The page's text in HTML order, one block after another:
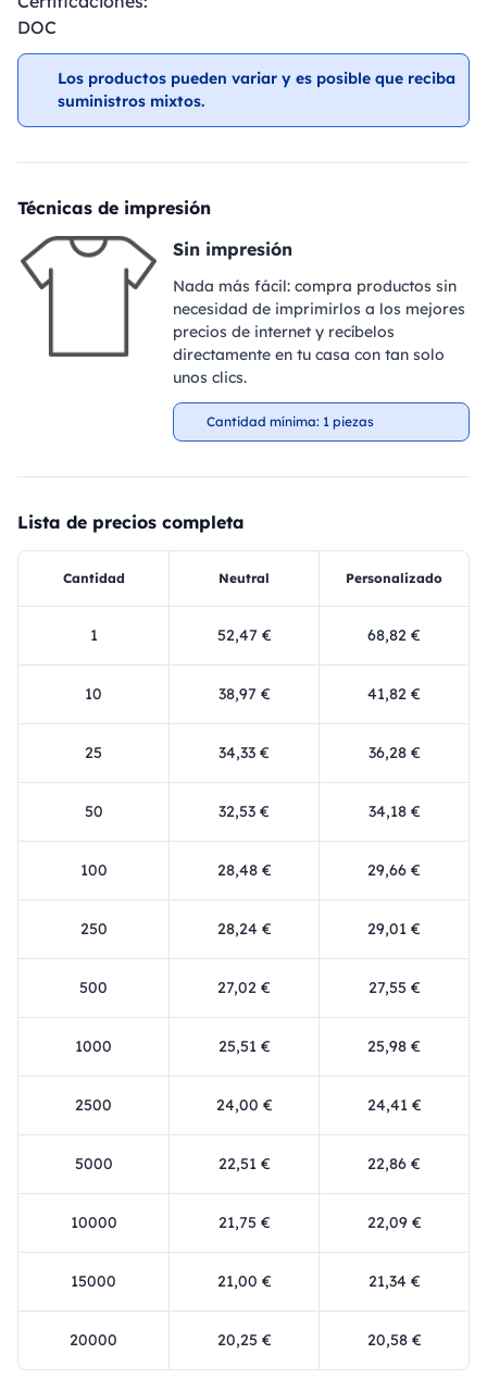
DOC
Los productos pueden variar y es posible que reciba
suministros mixtos.
Técnicas de impresión
Sin impresión
Nada más fácil: compra productos sin
necesidad de imprimirlos a los mejores
precios de internet y recíbelos
directamente en tu casa con tan solo
unos clics.
Cantidad mínima: 1 piezas
Lista de precios completa
Cantidad Neutral Personalizado
1 52,47 € 68,82 €
10 38,97 € 41,82 €
25 34,33 € 36,28 €
50 32,53 € 34,18 €
100 28,48 € 29,66 €
250 28,24 € 29,01 €
500 27,02 € 27,55 €
1000 25,51 € 25,98 €
2500 24,00 € 24,41 €
5000 22,51 € 22,86 €
10000 21,75 € 22,09 €
15000 21,00 € 21,34 €
20000 20,25 € 20,58 €